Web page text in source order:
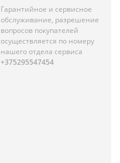
Гарантийное и сервисное
обслуживание, разрешение
вопросов покупателей
осуществляется по номеру
нашего отдела сервиса
+375295547454